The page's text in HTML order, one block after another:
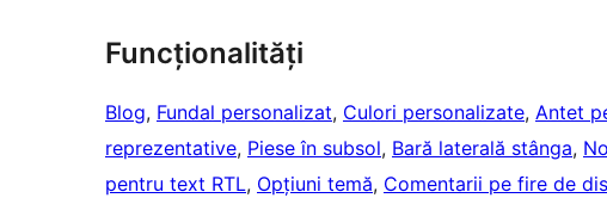
Funcționalități
Blog, Fundal personalizat, Culori personalizate, Antet
reprezentative, Piese în subsol, Bară laterală stânga,
pentru text RTL, Opțiuni temă, Comentarii pe fire de